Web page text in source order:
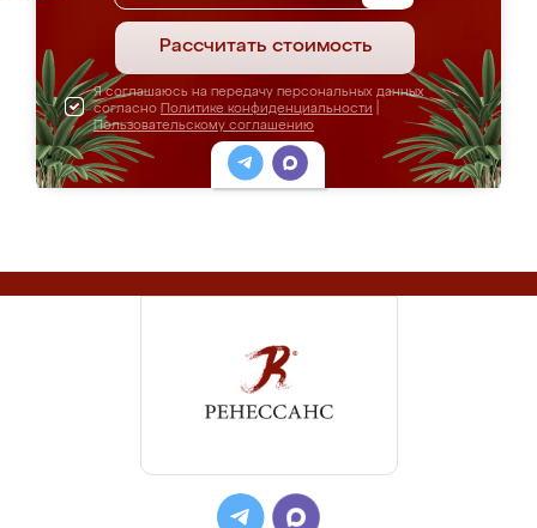
Рассчитать стоимость
Я соглашаюсь на передачу персональных данных
согласно Политике конфиденциальности
Пользовательскому соглашению